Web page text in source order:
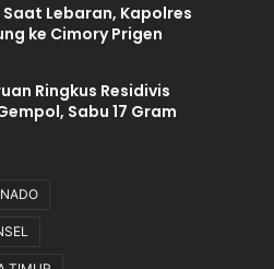
Lebaran, Kapolres
ke Cimory Prigen
Ringkus Residivis
Sabu 17 Gram